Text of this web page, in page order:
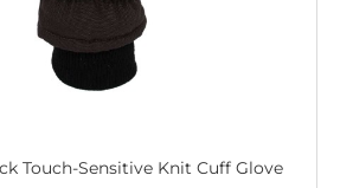
Touch-Sensitive Knit Cuff Glove